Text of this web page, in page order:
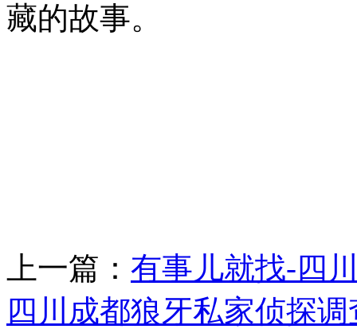
藏的故事。
上一篇： 有事儿就找-四
四川成都狼牙私家侦探